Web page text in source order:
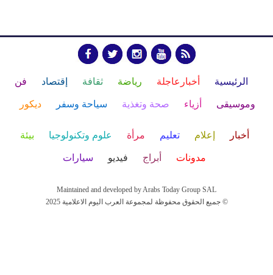
الرئيسية أخبارعاجلة رياضة ثقافة إقتصاد فن
وموسيقى أزياء صحة وتغذية سياحة وسفر ديكور
أخبار إعلام تعليم مرأة علوم وتكنولوجيا بيئة
مدونات أبراج فيديو سيارات
Maintained and developed by Arabs Today Group SAL
جميع الحقوق محفوظة لمجموعة العرب اليوم الاعلامية 2025 ©